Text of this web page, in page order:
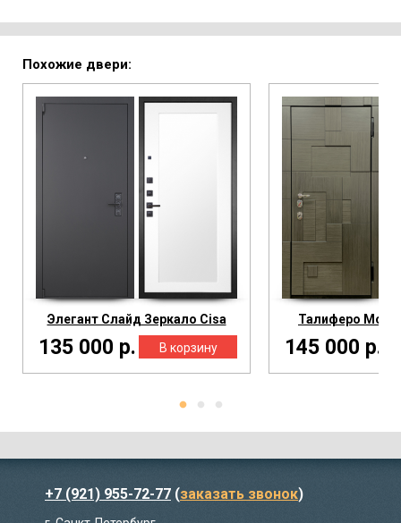
Похожие двери:
Элегант Слайд Зеркало Cisa
135 000 р.
Талиферо
145 000 р.
+7 (921) 955-72-77 (заказать звонок)